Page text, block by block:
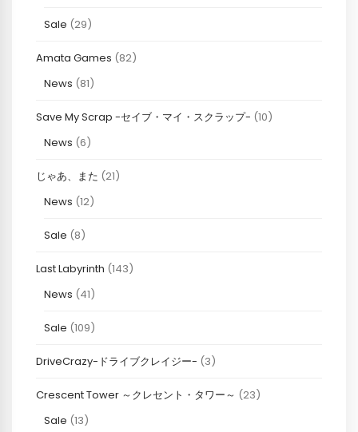
Sale (29)
Amata Games (82)
News (81)
Save My Scrap -セイブ・マイ・スクラップ- (10)
News (6)
じゃあ、また (21)
News (12)
Sale (8)
Last Labyrinth (143)
News (41)
Sale (109)
DriveCrazy-ドライブクレイジー- (3)
Crescent Tower ～クレセント・タワー～ (23)
Sale (13)